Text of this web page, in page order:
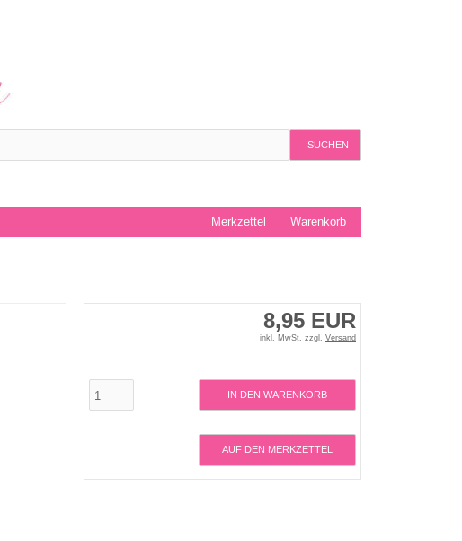
SUCHEN
Warenkorb
Merkzettel
8,95 EUR
inkl. MwSt. zzgl. Versand
IN DEN WARENKORB
AUF DEN MERKZETTEL